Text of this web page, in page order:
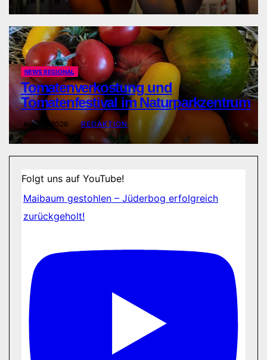
NEWS REGIONAL
Tomatenverkostung und
Tomatenfestival im Naturparkzentrum
AUG. 8, 2026 REDAKTION
Folgt uns auf YouTube!
Maibaum gestohlen – Jüderbog erfolgreich
zurückgeholt!